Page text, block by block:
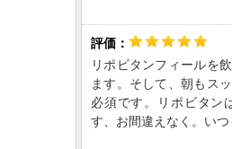
リポビタンフィールを
ます。そして、朝もス
必須です。リポビタン
す、お間違えなく。いつ